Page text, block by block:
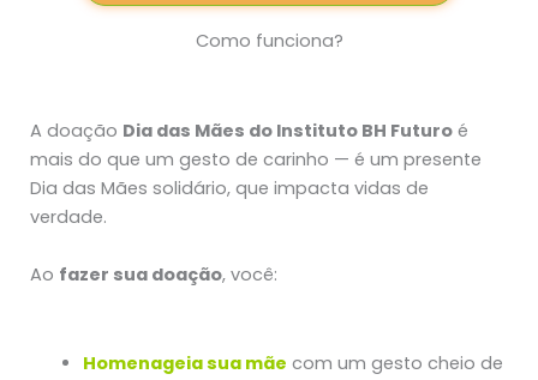
Como funciona?
A doação Dia das Mães do Instituto BH Futuro é
mais do que um gesto de carinho — é um presente
Dia das Mães solidário, que impacta vidas de
verdade.
Ao fazer sua doação, você:
Homenageia sua mãe com um gesto cheio de